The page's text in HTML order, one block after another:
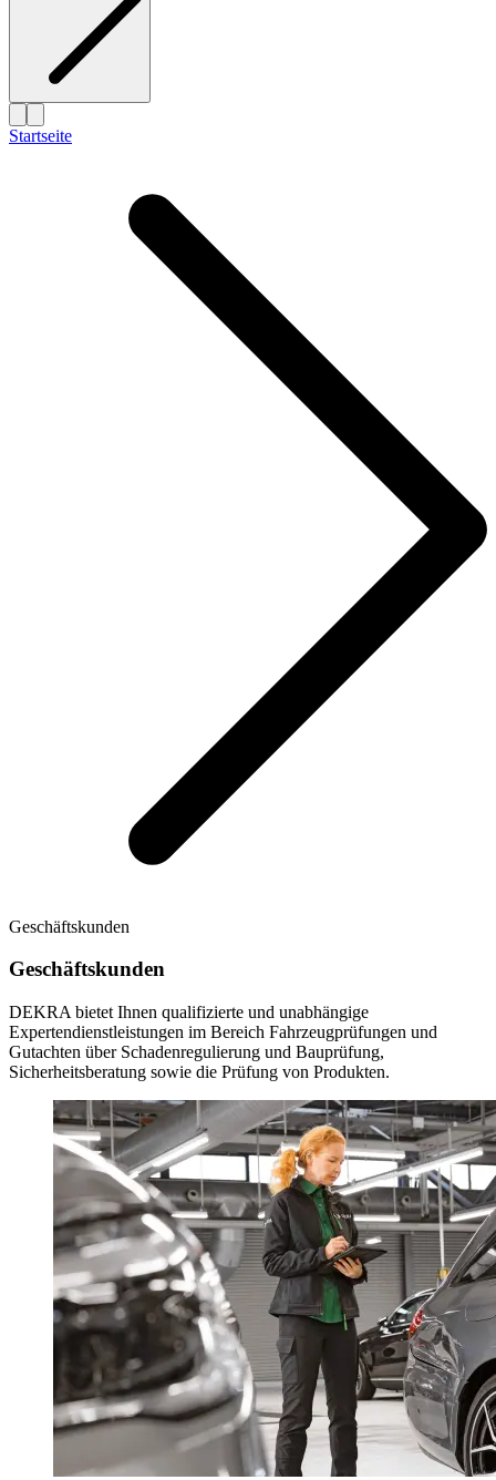
Startseite
Geschäftskunden
Geschäftskunden
DEKRA bietet Ihnen qualifizierte und unabhängige
Expertendienstleistungen im Bereich Fahrzeugprüfungen und
Gutachten über Schadenregulierung und Bauprüfung,
Sicherheitsberatung sowie die Prüfung von Produkten.